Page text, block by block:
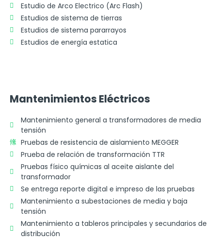
Estudio de Arco Electrico (Arc Flash)
Estudios de sistema de tierras
Estudios de sistema pararrayos
Estudios de energía estatica
Mantenimientos Eléctricos
Mantenimiento general a transformadores de media
tensión
Pruebas de resistencia de aislamiento MEGGER
Prueba de relación de transformación TTR
Pruebas físico químicas al aceite aislante del
transformador
Se entrega reporte digital e impreso de las pruebas
Mantenimiento a subestaciones de media y baja
tensión
Mantenimiento a tableros principales y secundarios de
distribución